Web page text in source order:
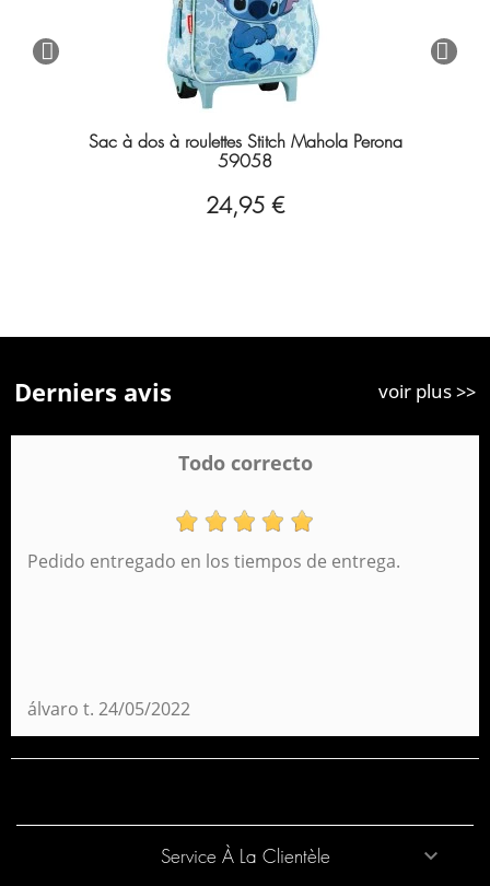
Sac à dos à roulettes Stitch Mahola Perona
59058
24,95 €
Derniers avis voir plus >>
Todo correcto
Pedido entregado en los tiempos de entrega.
álvaro t. 24/05/2022
Service À La Clientèle 